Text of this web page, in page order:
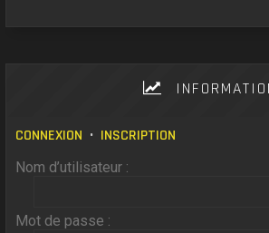
CONNEXION • INSCRIPTION
Nom d’utilisateur :
Mot de passe :